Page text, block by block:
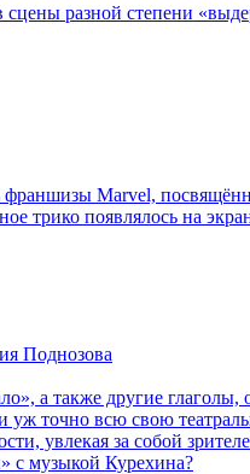
разной степени
Marvel,
трико появлялось на
Поднозова
а также другие
точно всю свою
увлекая за собой
с музыкой Курехина?